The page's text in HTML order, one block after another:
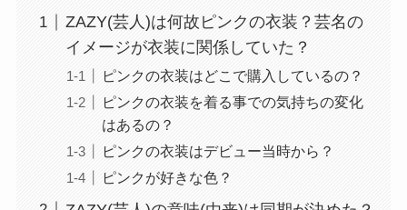
ZAZY(芸人)は何故ピンクの衣装？芸名の
イメージが衣装に関係していた？
ピンクの衣装はどこで購入しているの？
ピンクの衣装を着る事での気持ちの変化
はあるの？
ピンクの衣装はデビュー当時から？
ピンクが好きな色？